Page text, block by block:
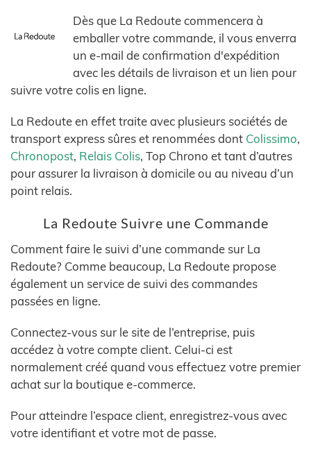
Dès que La Redoute commencera à
emballer votre commande, il vous enverra
un e-mail de confirmation d'expédition
avec les détails de livraison et un lien pour
suivre votre colis en ligne.
La Redoute en effet traite avec plusieurs sociétés de
transport express sûres et renommées dont Colissimo,
Chronopost, Relais Colis, Top Chrono et tant d’autres
pour assurer la livraison à domicile ou au niveau d’un
point relais.
La Redoute Suivre une Commande
Comment faire le suivi d’une commande sur La
Redoute? Comme beaucoup, La Redoute propose
également un service de suivi des commandes
passées en ligne.
Connectez-vous sur le site de l’entreprise, puis
accédez à votre compte client. Celui-ci est
normalement créé quand vous effectuez votre premier
achat sur la boutique e-commerce.
Pour atteindre l’espace client, enregistrez-vous avec
votre identifiant et votre mot de passe.